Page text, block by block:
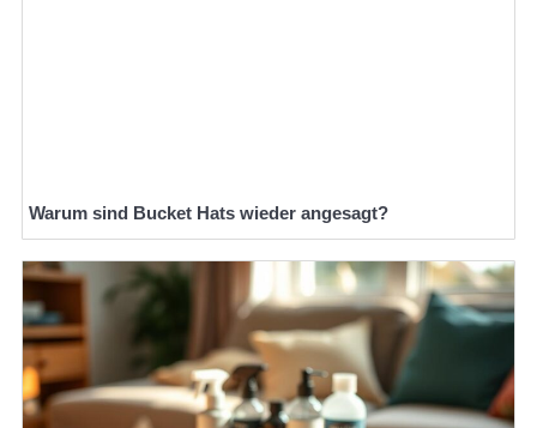
Warum sind Bucket Hats wieder angesagt?